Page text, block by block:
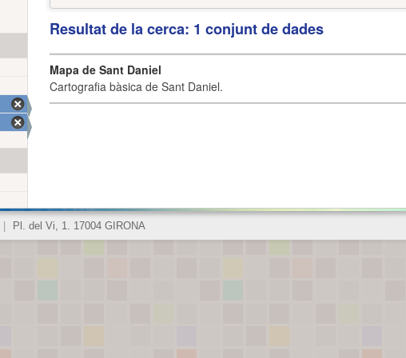
Resultat de la cerca: 1 conjunt de dades
Mapa de Sant Daniel
Cartografia bàsica de Sant Daniel.
Pl. del Vi, 1. 17004 GIRONA